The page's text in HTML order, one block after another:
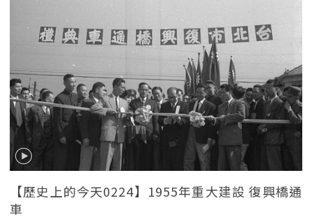
【歷史上的今天0224】1955年重大建設 復興橋通
車